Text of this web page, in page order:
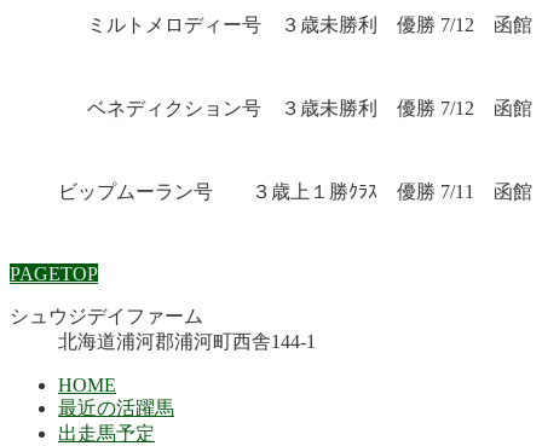
ミルトメロディー号 ３歳未勝利 優勝 7/12 函館
ベネディクション号 ３歳未勝利 優勝 7/12 函館
ビップムーラン号 ３歳上１勝ｸﾗｽ 優勝 7/11 函館
PAGETOP
シュウジデイファーム
北海道浦河郡浦河町西舎144-1
HOME
最近の活躍馬
出走馬予定